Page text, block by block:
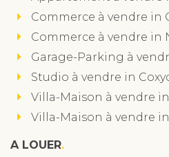
Commerce à vendre in
Commerce à vendre in
Garage-Parking à
Studio à vendre in
Villa-Maison à vendre
Villa-Maison à vendre
A LOUER